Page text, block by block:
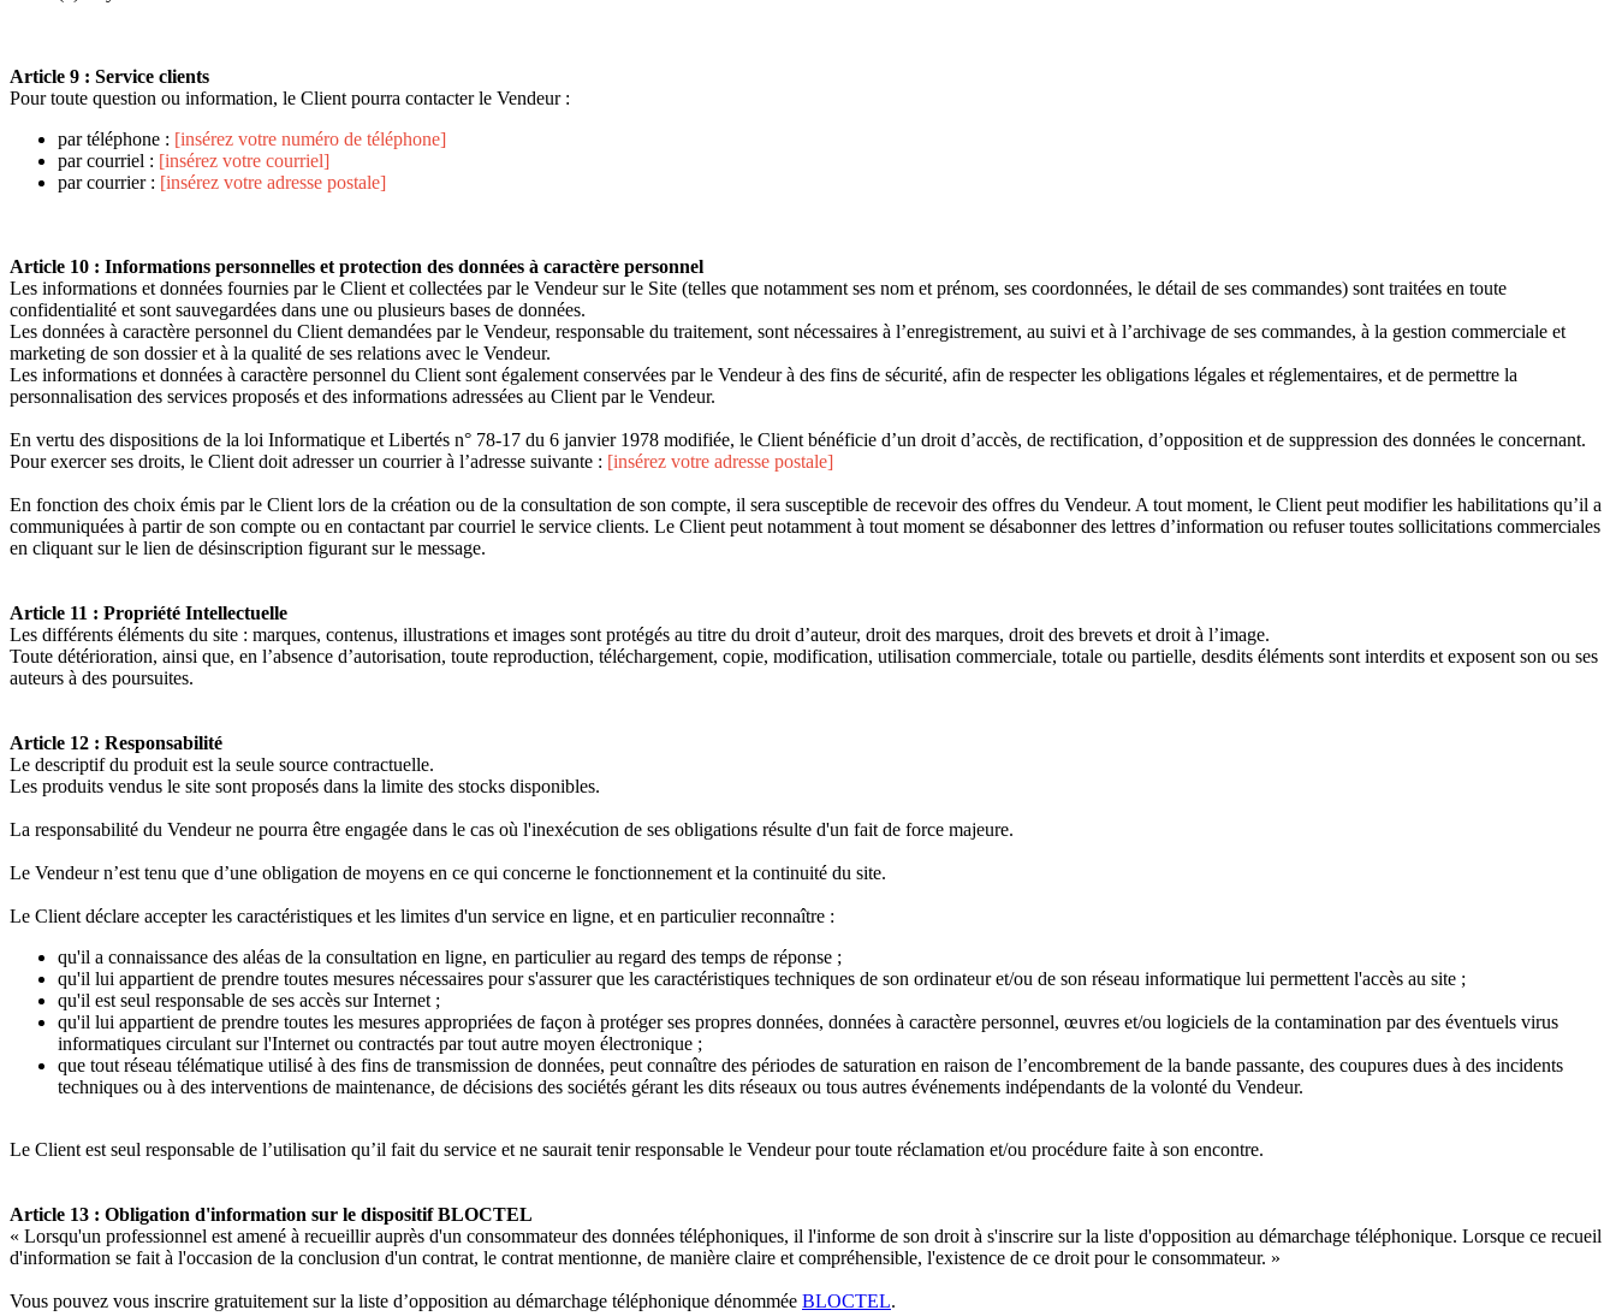
Article 9 : Service clients
Pour toute question ou information, le Client pourra contacter le Vendeur :
par téléphone : [insérez votre numéro de téléphone]
par courriel : [insérez votre courriel]
par courrier : [insérez votre adresse postale]
Article 10 : Informations personnelles et protection des données à caractère personnel
Les informations et données fournies par le Client et collectées par le Vendeur sur le Site (telles que notamment ses nom et prénom, ses coordonnées, le détail de ses commandes) sont traitées en toute
confidentialité et sont sauvegardées dans une ou plusieurs bases de données.
Les données à caractère personnel du Client demandées par le Vendeur, responsable du traitement, sont nécessaires à l’enregistrement, au suivi et à l’archivage de ses commandes, à la gestion commerciale et
marketing de son dossier et à la qualité de ses relations avec le Vendeur.
Les informations et données à caractère personnel du Client sont également conservées par le Vendeur à des fins de sécurité, afin de respecter les obligations légales et réglementaires, et de permettre la
personnalisation des services proposés et des informations adressées au Client par le Vendeur.
En vertu des dispositions de la loi Informatique et Libertés n° 78-17 du 6 janvier 1978 modifiée, le Client bénéficie d’un droit d’accès, de rectification, d’opposition et de suppression des données le concernant.
Pour exercer ses droits, le Client doit adresser un courrier à l’adresse suivante : [insérez votre adresse postale]
En fonction des choix émis par le Client lors de la création ou de la consultation de son compte, il sera susceptible de recevoir des offres du Vendeur. A tout moment, le Client peut modifier les habilitations qu’il a
communiquées à partir de son compte ou en contactant par courriel le service clients. Le Client peut notamment à tout moment se désabonner des lettres d’information ou refuser toutes sollicitations commerciales
en cliquant sur le lien de désinscription figurant sur le message.
Article 11 : Propriété Intellectuelle
Les différents éléments du site : marques, contenus, illustrations et images sont protégés au titre du droit d’auteur, droit des marques, droit des brevets et droit à l’image.
Toute détérioration, ainsi que, en l’absence d’autorisation, toute reproduction, téléchargement, copie, modification, utilisation commerciale, totale ou partielle, desdits éléments sont interdits et exposent son ou ses
auteurs à des poursuites.
Article 12 : Responsabilité
Le descriptif du produit est la seule source contractuelle.
Les produits vendus le site sont proposés dans la limite des stocks disponibles.
La responsabilité du Vendeur ne pourra être engagée dans le cas où l'inexécution de ses obligations résulte d'un fait de force majeure.
Le Vendeur n’est tenu que d’une obligation de moyens en ce qui concerne le fonctionnement et la continuité du site.
Le Client déclare accepter les caractéristiques et les limites d'un service en ligne, et en particulier reconnaître :
qu'il a connaissance des aléas de la consultation en ligne, en particulier au regard des temps de réponse ;
qu'il lui appartient de prendre toutes mesures nécessaires pour s'assurer que les caractéristiques techniques de son ordinateur et/ou de son réseau informatique lui permettent l'accès au site ;
qu'il est seul responsable de ses accès sur Internet ;
qu'il lui appartient de prendre toutes les mesures appropriées de façon à protéger ses propres données, données à caractère personnel, œuvres et/ou logiciels de la contamination par des éventuels virus
informatiques circulant sur l'Internet ou contractés par tout autre moyen électronique ;
que tout réseau télématique utilisé à des fins de transmission de données, peut connaître des périodes de saturation en raison de l’encombrement de la bande passante, des coupures dues à des incidents
techniques ou à des interventions de maintenance, de décisions des sociétés gérant les dits réseaux ou tous autres événements indépendants de la volonté du Vendeur.
Le Client est seul responsable de l’utilisation qu’il fait du service et ne saurait tenir responsable le Vendeur pour toute réclamation et/ou procédure faite à son encontre.
Article 13 : Obligation d'information sur le dispositif BLOCTEL
« Lorsqu'un professionnel est amené à recueillir auprès d'un consommateur des données téléphoniques, il l'informe de son droit à s'inscrire sur la liste d'opposition au démarchage téléphonique. Lorsque ce recueil
d'information se fait à l'occasion de la conclusion d'un contrat, le contrat mentionne, de manière claire et compréhensible, l'existence de ce droit pour le consommateur. »
Vous pouvez vous inscrire gratuitement sur la liste d’opposition au démarchage téléphonique dénommée BLOCTEL.